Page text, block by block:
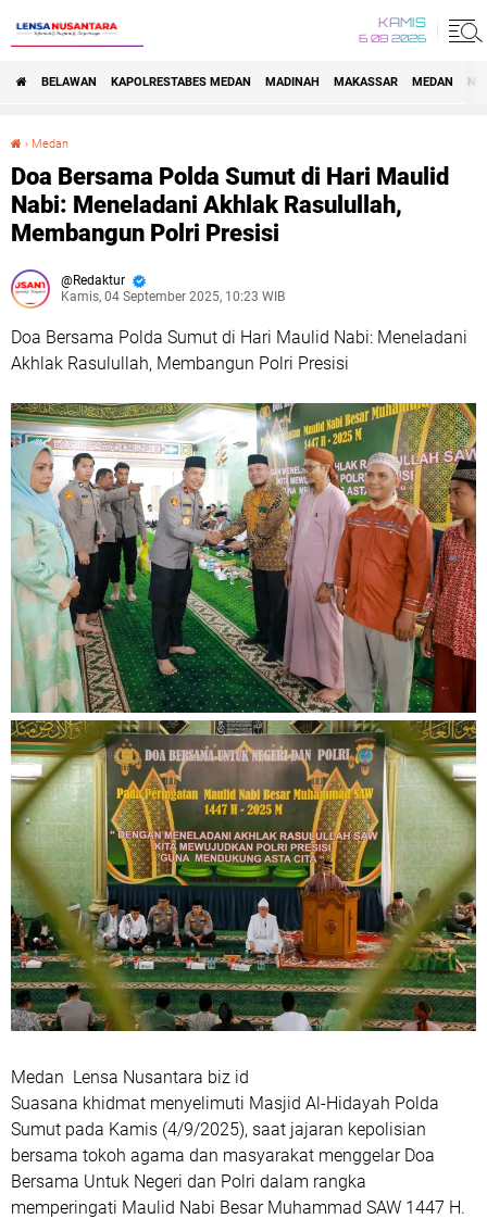
KAMIS
6 08 2026
BELAWAN KAPOLRESTABES MEDAN MADINAH MAKASSAR MEDAN
› Medan
Doa Bersama Polda Sumut di Hari Maulid
Nabi: Meneladani Akhlak Rasulullah,
Membangun Polri Presisi
Redaktur
Kamis, 04 September 2025, 10:23 WIB
Doa Bersama Polda Sumut di Hari Maulid Nabi: Meneladani
Akhlak Rasulullah, Membangun Polri Presisi
Medan Lensa Nusantara biz id
Suasana khidmat menyelimuti Masjid Al-Hidayah Polda
Sumut pada Kamis (4/9/2025), saat jajaran kepolisian
bersama tokoh agama dan masyarakat menggelar Doa
Bersama Untuk Negeri dan Polri dalam rangka
memperingati Maulid Nabi Besar Muhammad SAW 1447 H.